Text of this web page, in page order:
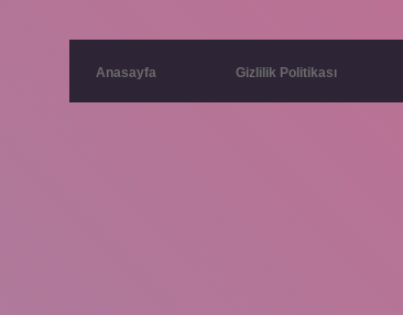
Anasayfa Gizlilik Politikası